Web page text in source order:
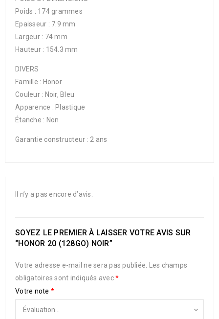
Poids : 174 grammes
Epaisseur : 7.9 mm
Largeur : 74 mm
Hauteur : 154.3 mm
DIVERS
Famille : Honor
Couleur : Noir, Bleu
Apparence : Plastique
Étanche : Non
Garantie constructeur : 2 ans
Il n’y a pas encore d’avis.
SOYEZ LE PREMIER À LAISSER VOTRE AVIS SUR
“HONOR 20 (128GO) NOIR”
Votre adresse e-mail ne sera pas publiée.
Les champs
obligatoires sont indiqués avec*
Votre note *